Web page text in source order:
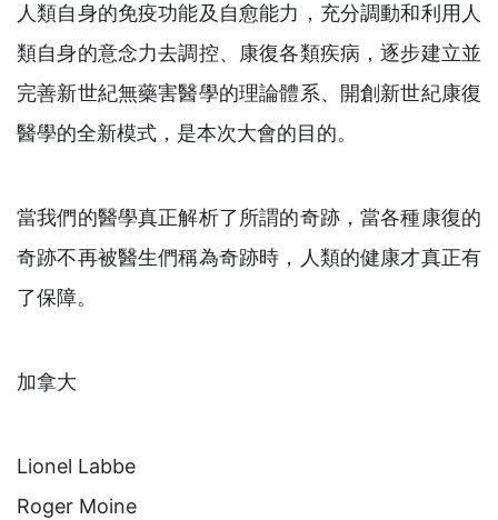
人類自身的免疫功能及自愈能力，充分調動和利用人
類自身的意念力去調控、康復各類疾病，逐步建立並
完善新世紀無藥害醫學的理論體系、開創新世紀康復
醫學的全新模式，是本次大會的目的。
當我們的醫學真正解析了所謂的奇跡，當各種康復的
奇跡不再被醫生們稱為奇跡時，人類的健康才真正有
了保障。
加拿大
Lionel Labbe
Roger Moine